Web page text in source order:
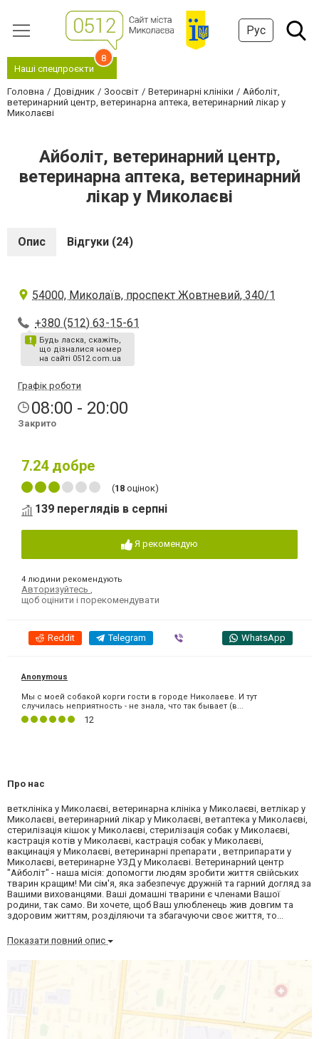
Рус
Наші спецпроєкти
8
Головна Довідник Зоосвіт Ветеринарні клініки
Айболіт,
ветеринарний центр, ветеринарна аптека, ветеринарний лікар у
Миколаєві
Айболіт, ветеринарний центр,
ветеринарна аптека, ветеринарний
лікар у Миколаєві
Опис Відгуки (24)
54000, Миколаїв, проспект Жовтневий, 340/1
+380 (512) 63-15-61
Будь ласка, скажіть,
що дізналися номер
на сайті 0512.com.ua
Графік роботи
08:00 - 20:00
Закрито
7.24добре
(18 оцінок)
139 переглядів в серпні
Я рекомендую
4 людини рекомендують
Авторизуйтесь
щоб оцінити і порекомендувати
Reddit Telegram WhatsApp
Anonymous
Мы с моей собакой корги гости в городе Николаеве. И тут
случилась неприятность - не знала, что так бывает (в...
12
Про нас
ветклініка у Миколаєві, ветеринарна клініка у Миколаєві, ветлікар у
Миколаєві, ветеринарний лікар у Миколаєві, ветаптека у Миколаєві,
стерилізація кішок у Миколаєві, стерилізація собак у Миколаєві,
кастрація котів у Миколаєві, кастрація собак у Миколаєві,
вакцинація у Миколаєві, ветеринарні препарати , ветприпарати у
Миколаєві, ветеринарне УЗД у Миколаєві. Ветеринарний центр
"Айболіт" - наша місія: допомогти людям зробити життя свійських
тварин кращим! Ми сім'я, яка забезпечує дружній та гарний догляд за
Вашими вихованцями. Ваші домашні тварини є членами Вашої
родини, так само. Ви хочете, щоб Ваш улюбленець жив довгим та
здоровим життям, розділяючи та збагачуючи своє життя, то...
Показати повний опис